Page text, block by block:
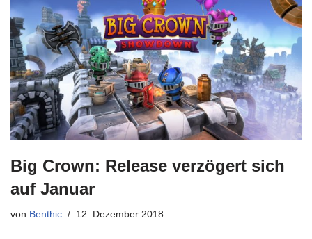
Big Crown: Release verzögert sich
auf Januar
von Benthic 12. Dezember 2018